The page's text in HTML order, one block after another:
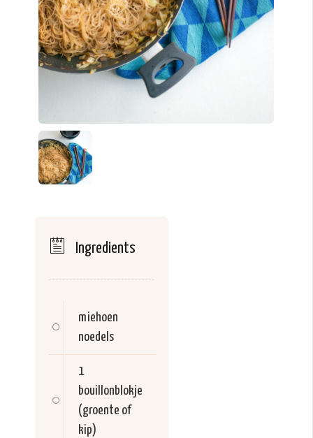
Ingredients
miehoen
noedels
1
bouillonblokje
(groente of
kip)